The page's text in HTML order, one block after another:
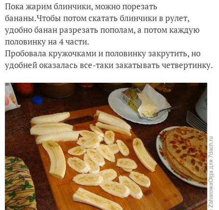
Пока жарим блинчики, можно порезать
бананы.Чтобы потом скатать блинчики в рулет,
удобно банан разрезать пополам, а потом каждую
половинку на 4 части.
Пробовала кружочками и половинку закрутить, но
удобней оказалась все-таки закатывать четвертинку.